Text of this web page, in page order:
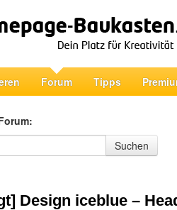
Forum Tipps
Suchen
Design iceblue –